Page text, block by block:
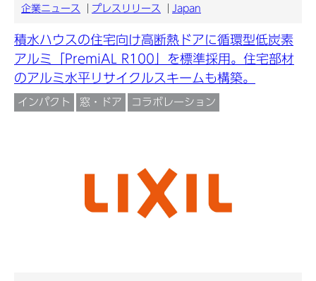
企業ニュース
プレスリリース Japan
積水ハウスの住宅向け高断熱ドアに循環型低炭素
アルミ「PremiAL R100」を標準採用。住宅部材
のアルミ水平リサイクルスキームも構築。
インパクト 窓・ドア コラボレーション